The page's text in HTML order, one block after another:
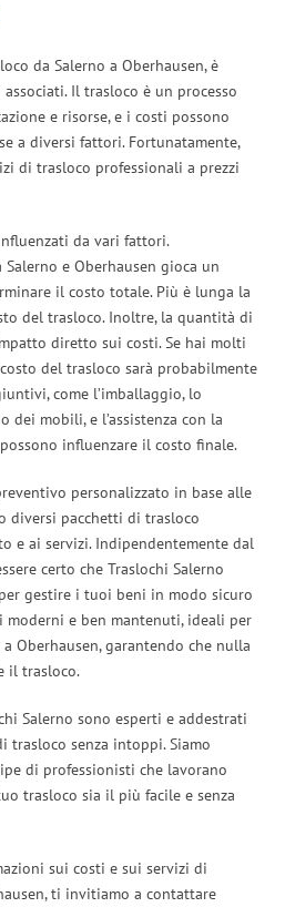
da Salerno a Oberhausen, è
Il trasloco è un processo
e risorse, e i costi possono
a diversi fattori. Fortunatamente,
di trasloco professionali a prezzi
da vari fattori.
e Oberhausen gioca un
il costo totale. Più è lunga la
del trasloco. Inoltre, la quantità di
diretto sui costi. Se hai molti
del trasloco sarà probabilmente
come l’imballaggio, lo
mobili, e l’assistenza con la
influenzare il costo finale.
personalizzato in base alle
diversi pacchetti di trasloco
e ai servizi. Indipendentemente dal
certo che Traslochi Salerno
gestire i tuoi beni in modo sicuro
moderni e ben mantenuti, ideali per
Oberhausen, garantendo che nulla
il trasloco.
Salerno sono esperti e addestrati
trasloco senza intoppi. Siamo
di professionisti che lavorano
trasloco sia il più facile e senza
sui costi e sui servizi di
ti invitiamo a contattare